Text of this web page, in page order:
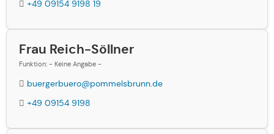
+49 09154 9198 19
Frau Reich-Söllner
Funktion: - Keine Angabe -
buergerbuero@pommelsbrunn.de
+49 09154 9198